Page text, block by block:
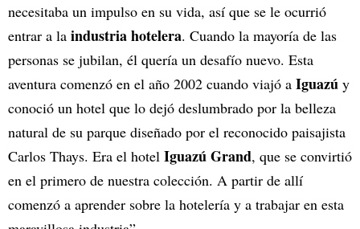
necesitaba un impulso en su vida, así que se le ocurrió
entrar a la industria hotelera. Cuando la mayoría de las
personas se jubilan, él quería un desafío nuevo. Esta
aventura comenzó en el año 2002 cuando viajó a Iguazú y
conoció un hotel que lo dejó deslumbrado por la belleza
natural de su parque diseñado por el reconocido paisajista
Carlos Thays. Era el hotel Iguazú Grand, que se convirtió
en el primero de nuestra colección. A partir de allí
comenzó a aprender sobre la hotelería y a trabajar en esta